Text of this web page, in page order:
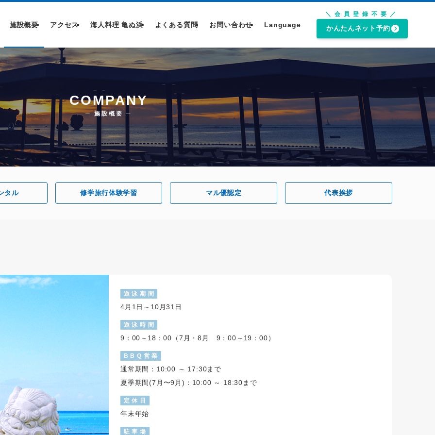
施設概要 アクセス 海人料理 亀ぬ浜 よくある質問 お問い合わせ Language
＼会員登録不要／
かんたんネット予約
COMPANY
─ 施設概要 ─
タル 修学旅行体験学習 マル優認定 代表挨拶
遊 泳 期 間
4月1日～10月31日
遊 泳 時 間
9：00～18：00（7月・8月 9：00～19：00）
B B Q 営 業
通常期間：10:00 ～ 17:30まで
夏季期間(7月〜9月)：10:00 ～ 18:30まで
定 休 日
年末年始
駐 車 場